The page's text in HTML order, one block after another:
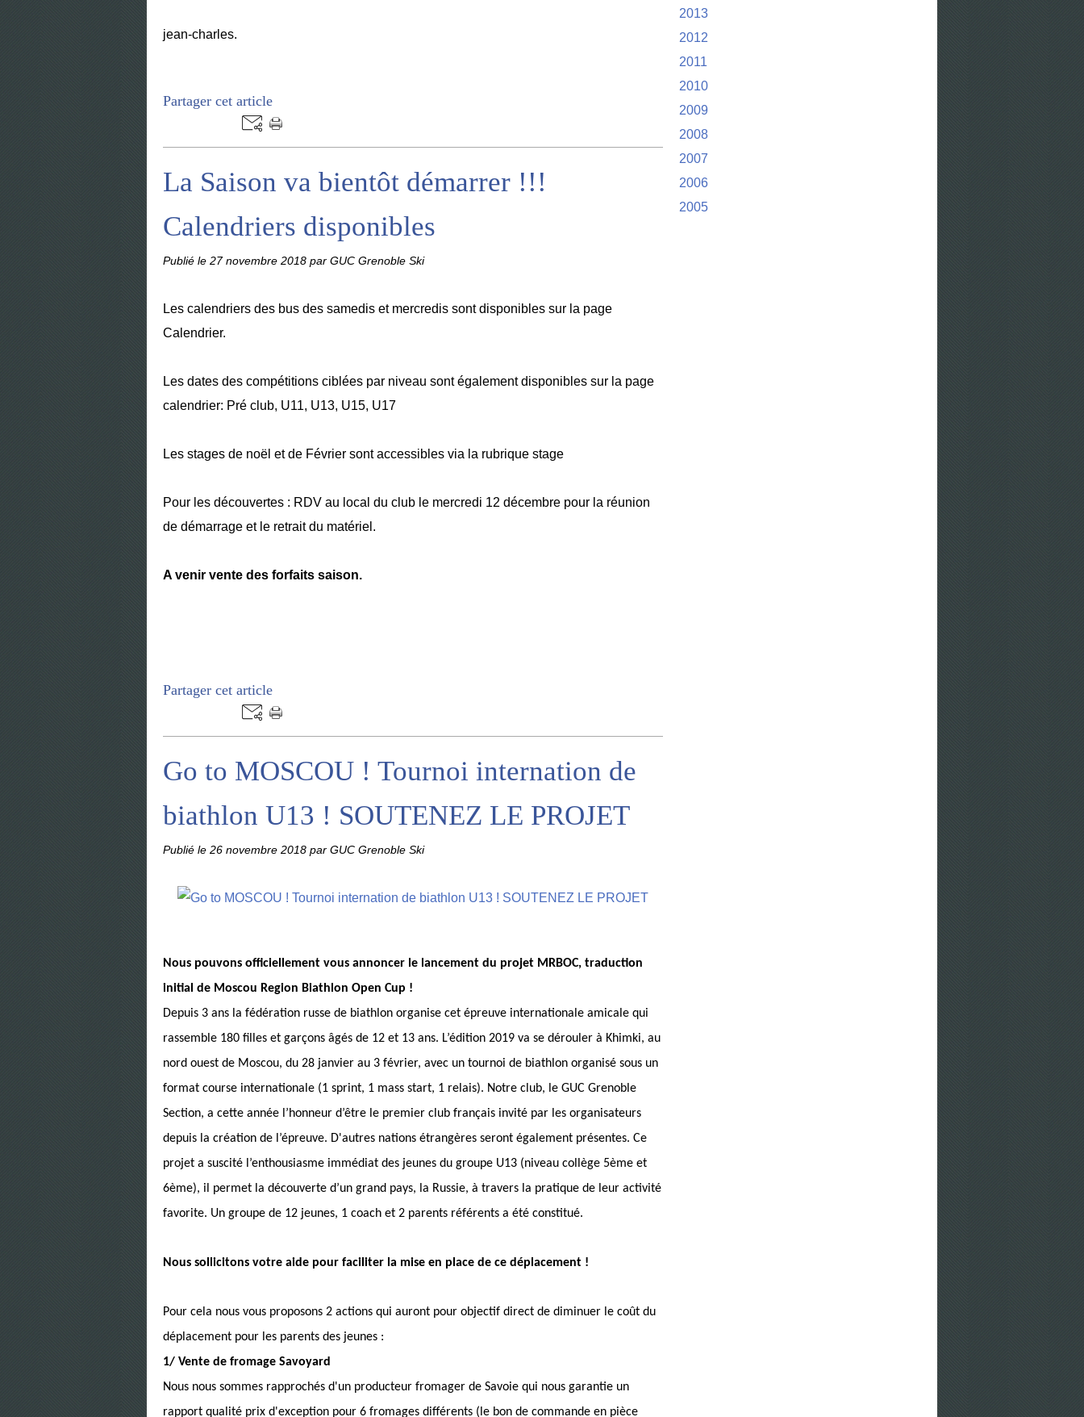
jean-charles.
Partager cet article
La Saison va bientôt démarrer !!!
Calendriers disponibles
Publié le 27 novembre 2018 par GUC Grenoble Ski
Les calendriers des bus des samedis et mercredis sont disponibles sur la page
Calendrier.
Les dates des compétitions ciblées par niveau sont également disponibles sur la page
calendrier: Pré club, U11, U13, U15, U17
Les stages de noël et de Février sont accessibles via la rubrique stage
Pour les découvertes : RDV au local du club le mercredi 12 décembre pour la réunion
de démarrage et le retrait du matériel.
A venir vente des forfaits saison.
Partager cet article
Go to MOSCOU ! Tournoi internation de
biathlon U13 ! SOUTENEZ LE PROJET
Publié le 26 novembre 2018 par GUC Grenoble Ski
Nous pouvons officiellement vous annoncer le lancement du projet MRBOC, traduction
initial de Moscou Region Biathlon Open Cup !
Depuis 3 ans la fédération russe de biathlon organise cet épreuve internationale amicale qui
rassemble 180 filles et garçons âgés de 12 et 13 ans. L’édition 2019 va se dérouler à Khimki, au
nord ouest de Moscou, du 28 janvier au 3 février, avec un tournoi de biathlon organisé sous un
format course internationale (1 sprint, 1 mass start, 1 relais). Notre club, le GUC Grenoble
Section, a cette année l’honneur d’être le premier club français invité par les organisateurs
depuis la création de l’épreuve. D'autres nations étrangères seront également présentes. Ce
projet a suscité l’enthousiasme immédiat des jeunes du groupe U13 (niveau collège 5ème et
6ème), il permet la découverte d’un grand pays, la Russie, à travers la pratique de leur activité
favorite. Un groupe de 12 jeunes, 1 coach et 2 parents référents a été constitué.
Nous sollicitons votre aide pour faciliter la mise en place de ce déplacement !
Pour cela nous vous proposons 2 actions qui auront pour objectif direct de diminuer le coût du
déplacement pour les parents des jeunes :
1/ Vente de fromage Savoyard
Nous nous sommes rapprochés d'un producteur fromager de Savoie qui nous garantie un
rapport qualité prix d'exception pour 6 fromages différents (le bon de commande en pièce
2013
2012
2011
2010
2009
2008
2007
2006
2005